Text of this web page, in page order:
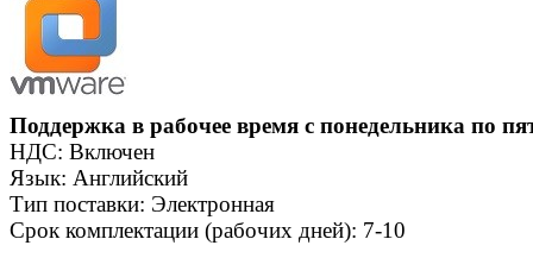
Поддержка в рабочее время с понедельника по
НДС: Включен
Язык: Английский
Тип поставки: Электронная
Срок комплектации (рабочих дней): 7-10